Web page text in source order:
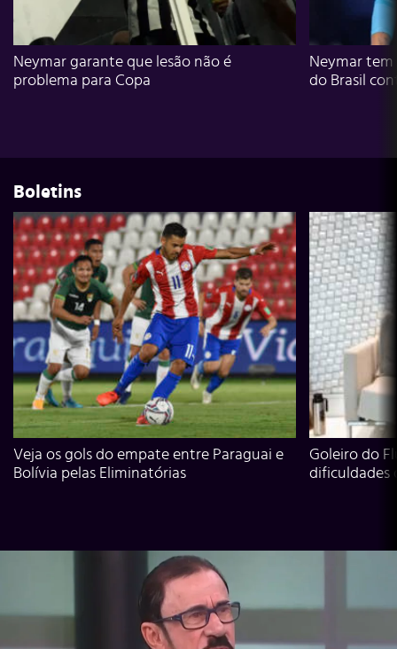
Neymar garante que lesão não é
problema para Copa
Neymar
do Brasil
Boletins
Veja os gols do empate entre Paraguai e
Bolívia pelas Eliminatórias
Goleiro do
dificuldades